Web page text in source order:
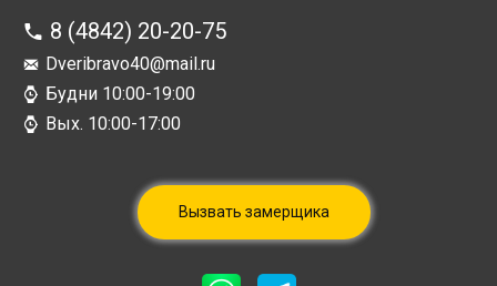
8 (4842) 20-20-75
Dveribravo40@mail.ru
Будни 10:00-19:00
Вых. 10:00-17:00
Вызвать замерщика